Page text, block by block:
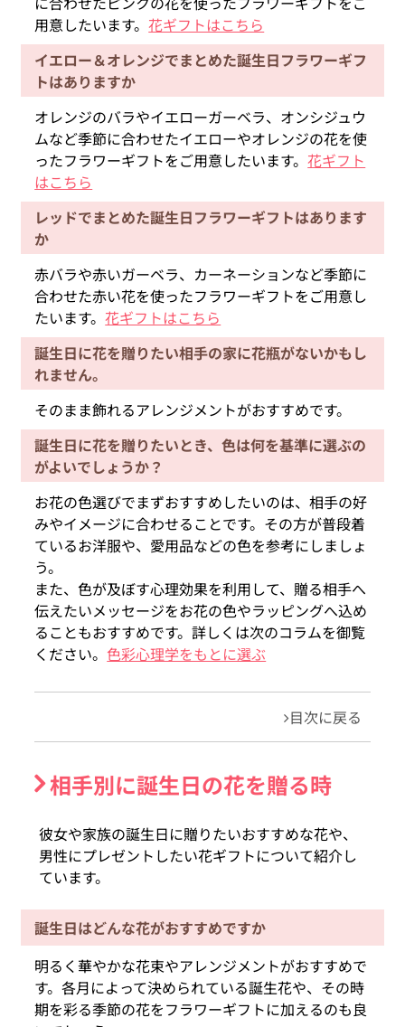
用意したいます。花ギフトはこちら
イエロー＆オレンジでまとめた誕生日フラワーギフ
トはありますか
オレンジのバラやイエローガーベラ、オンシジュウ
ムなど季節に合わせたイエローやオレンジの花を使
ったフラワーギフトをご用意したいます。花ギフト
はこちら
レッドでまとめた誕生日フラワーギフトはあります
か
赤バラや赤いガーベラ、カーネーションなど季節に
合わせた赤い花を使ったフラワーギフトをご用意し
たいます。花ギフトはこちら
誕生日に花を贈りたい相手の家に花瓶がないかもし
れません。
そのまま飾れるアレンジメントがおすすめです。
誕生日に花を贈りたいとき、色は何を基準に選ぶの
がよいでしょうか？
お花の色選びでまずおすすめしたいのは、相手の好
みやイメージに合わせることです。その方が普段着
ているお洋服や、愛用品などの色を参考にしましょ
う。
また、色が及ぼす心理効果を利用して、贈る相手へ
伝えたいメッセージをお花の色やラッピングへ込め
ることもおすすめです。詳しくは次のコラムを御覧
ください。色彩心理学をもとに選ぶ
目次に戻る
相手別に誕生日の花を贈る時
彼女や家族の誕生日に贈りたいおすすめな花や、
男性にプレゼントしたい花ギフトについて紹介し
ています。
誕生日はどんな花がおすすめですか
明るく華やかな花束やアレンジメントがおすすめで
す。各月によって決められている誕生花や、その時
期を彩る季節の花をフラワーギフトに加えるのも良